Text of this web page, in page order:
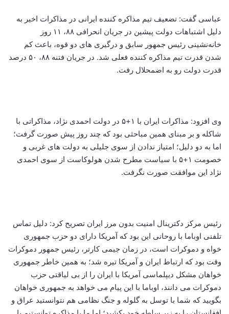
عباسی گفت: تضعیف تیم مذاکره کننده ایرانی در مذاکرات اخیر به
دلیل اشتباهات دولت پیشین در جریان انحرافی ۸۸، ۱۱ روز
خانه‌نشینی رئیس جمهور سابق و درگیری های دو قوه، باعث کم
شدن قدرت تیم مذاکره کننده فعلی شد. در جریان فتنه ۸۸، ۵۰ درصد
قدرت دولت رو به اضمحلال رفت.
وی افزود: مذاکرات ایران با ۱+۵ در دولت احمدی نژاد، مذاکراتی با
شاکله و بر مبنای همین مباحثی بود که چند روز پیش صورت گرفت؛
اما به دو دلیل؛ امتیاز ندادن از سوی جلیلی به دولت های غربی و
خصومت ۱+۵ با سیاست مطرح شدن هولوکاست از سوی احمدی
نژاد این موافقت صورت نگرفت.
رئیس مرکز دکترینال امنیت بدون مرز ایران تصریح کرد: دلیل تماس
تلفنی اوباما با روحانی این بود که آمریکا دارای دو حزب جمهوری
خواه و دموکرات است، در زمان جیمی کارتر، رئیس جمهور دموکرات
وقت بود که ارتباط ایران و آمریکا تیره شد؛ به همین خاطر جمهوری
خواهان مشکل دیپلماسی آمریکا با ایران را از بی لیاقتی حزب
دموکرات می دانند، اوباما با این پیام می خواهد به جمهوری خواهان
بگویید که شما با توسل به گلوله و جنگ نظامی هم نتوانستید عراق و